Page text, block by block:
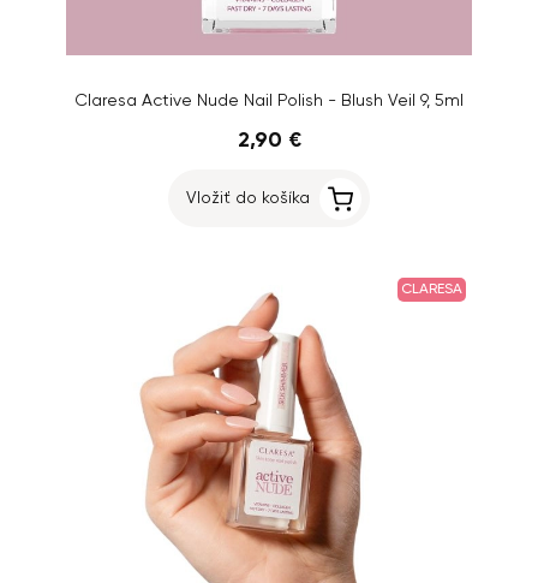
Claresa Active Nude Nail Polish - Blush Veil 9, 5ml
2,90 €
Vložiť do košíka
CLARESA